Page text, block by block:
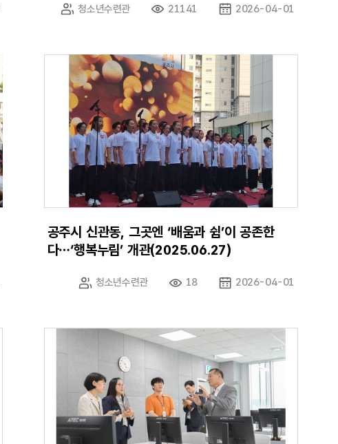
청소년수련관 21141 2026-04-01
공주시 신관동, 그곳엔 ‘배움과 쉼’이 공존한
다…‘행복누림’ 개관(2025.06.27)
청소년수련관 18 2026-04-01